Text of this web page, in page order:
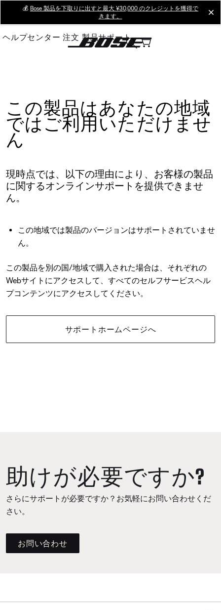
Main
💰 Bose 製品を下取りに出すと最大 ¥30,000 のクレジットを獲得で
きます。
ヘルプセンター 注文 製品サポート
この製品はあなたの地域
ではご利用いただけませ
ん
現時点では、以下の理由により、お客様の製品
に関するオンラインサポートを提供できませ
ん。
この地域では製品のバージョンはサポートされていませ
ん。
この製品を別の国/地域で購入された場合は、それぞれの
Webサイトにアクセスして、すべてのセルフサービスヘル
プコンテンツにアクセスしてください。
サポートホームページへ
助けが必要ですか?
さらにサポートが必要ですか？お気軽にお問い合わせくだ
さい。
お問い合わせ